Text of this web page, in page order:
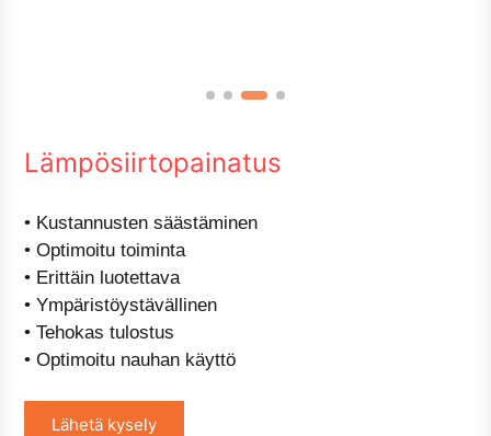
Lämpösiirtopainatus
• Kustannusten säästäminen
• Optimoitu toiminta
• Erittäin luotettava
• Ympäristöystävällinen
• Tehokas tulostus
• Optimoitu nauhan käyttö
Lähetä kysely